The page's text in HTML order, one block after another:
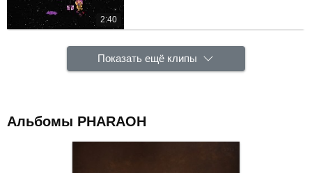
2:40
Показать ещё клипы
Альбомы PHARAOH